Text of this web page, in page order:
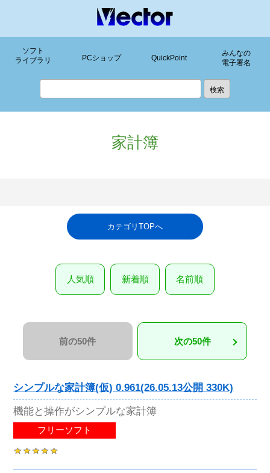
ソフト
ライブラリ
PCショップ QuickPoint
みんなの
電子署名
家計簿
カテゴリTOPへ
人気順 新着順 名前順
前の50件 次の50件
シンプルな家計簿(仮) 0.961(26.05.13公開 330K)
機能と操作がシンプルな家計簿
フリーソフト